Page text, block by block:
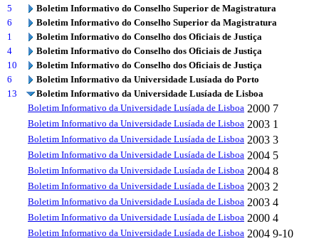
5
Boletim Informativo do Conselho Superior de Magistratura
6
Boletim Informativo do Conselho Superior da Magistratura
1
Boletim Informativo do Conselho dos Oficiais de Justiça
4
Boletim Informativo do Conselho dos Oficiais de Justiça
10
Boletim Informativo do Conselho dos Oficiais de Justiça
6
Boletim Informativo da Universidade Lusíada do Porto
13
Boletim Informativo da Universidade Lusíada de Lisboa
Boletim Informativo da Universidade Lusíada de Lisboa 2000 7
Boletim Informativo da Universidade Lusíada de Lisboa 2003 1
Boletim Informativo da Universidade Lusíada de Lisboa 2003 3
Boletim Informativo da Universidade Lusíada de Lisboa 2004 5
Boletim Informativo da Universidade Lusíada de Lisboa 2004 8
Boletim Informativo da Universidade Lusíada de Lisboa 2003 2
Boletim Informativo da Universidade Lusíada de Lisboa 2003 4
Boletim Informativo da Universidade Lusíada de Lisboa 2000 4
Boletim Informativo da Universidade Lusíada de Lisboa 2004 9-10